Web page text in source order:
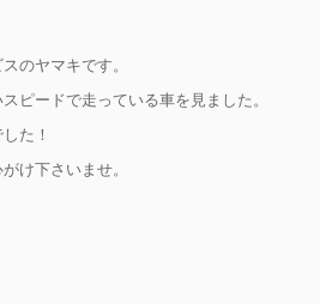
のヤマキです。
ピードで走っている車を見ました。
た！
け下さいませ。